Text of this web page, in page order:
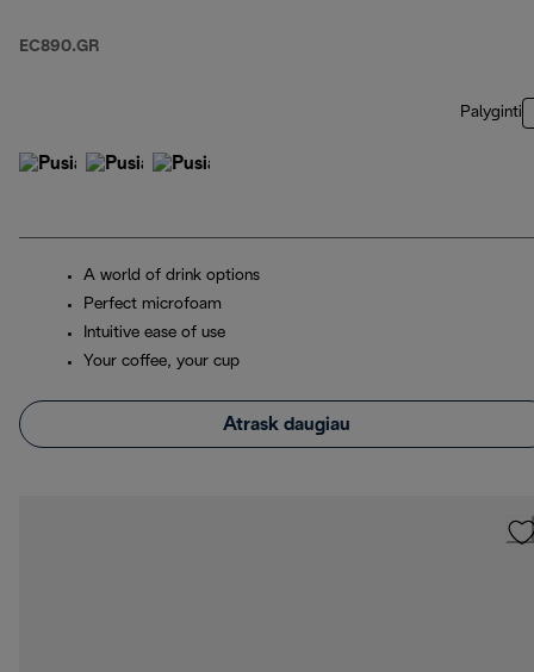
EC890.GR
Palyginti
A world of drink options
Perfect microfoam
Intuitive ease of use
Your coffee, your cup
Atrask daugiau